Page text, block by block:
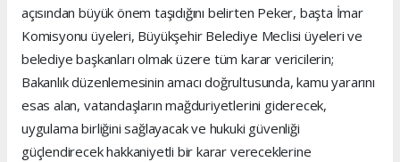
açısından büyük önem taşıdığını belirten Peker, başta İmar
Komisyonu üyeleri, Büyükşehir Belediye Meclisi üyeleri ve
belediye başkanları olmak üzere tüm karar vericilerin;
Bakanlık düzenlemesinin amacı doğrultusunda, kamu yararını
esas alan, vatandaşların mağduriyetlerini giderecek,
uygulama birliğini sağlayacak ve hukuki güvenliği
güçlendirecek hakkaniyetli bir karar vereceklerine